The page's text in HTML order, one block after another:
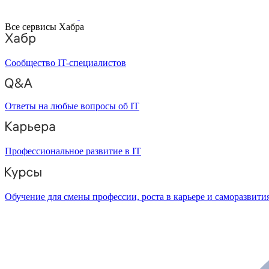
Все сервисы Хабра
Сообщество IT-специалистов
Ответы на любые вопросы об IT
Профессиональное развитие в IT
Обучение для смены профессии, роста в карьере и